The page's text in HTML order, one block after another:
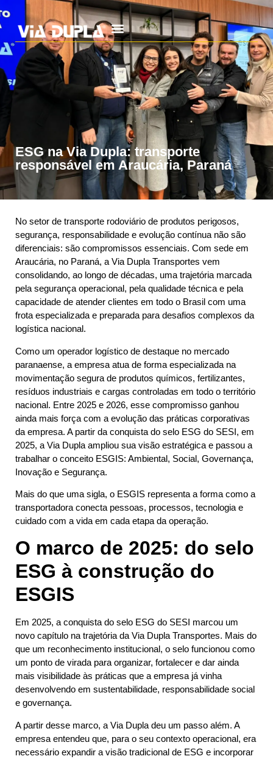
ESG na Via Dupla: transporte
responsável em Araucária, Paraná
No setor de transporte rodoviário de produtos perigosos,
segurança, responsabilidade e evolução contínua não são
diferenciais: são compromissos essenciais. Com sede em
Araucária, no Paraná, a Via Dupla Transportes vem
consolidando, ao longo de décadas, uma trajetória marcada
pela segurança operacional, pela qualidade técnica e pela
capacidade de atender clientes em todo o Brasil com uma
frota especializada e preparada para desafios complexos da
logística nacional.
Como um operador logístico de destaque no mercado
paranaense, a empresa atua de forma especializada na
movimentação segura de produtos químicos, fertilizantes,
resíduos industriais e cargas controladas em todo o território
nacional. Entre 2025 e 2026, esse compromisso ganhou
ainda mais força com a evolução das práticas corporativas
da empresa. A partir da conquista do selo ESG do SESI, em
2025, a Via Dupla ampliou sua visão estratégica e passou a
trabalhar o conceito ESGIS: Ambiental, Social, Governança,
Inovação e Segurança.
Mais do que uma sigla, o ESGIS representa a forma como a
transportadora conecta pessoas, processos, tecnologia e
cuidado com a vida em cada etapa da operação.
O marco de 2025: do selo
ESG à construção do
ESGIS
Em 2025, a conquista do selo ESG do SESI marcou um
novo capítulo na trajetória da Via Dupla Transportes. Mais do
que um reconhecimento institucional, o selo funcionou como
um ponto de virada para organizar, fortalecer e dar ainda
mais visibilidade às práticas que a empresa já vinha
desenvolvendo em sustentabilidade, responsabilidade social
e governança.
A partir desse marco, a Via Dupla deu um passo além. A
empresa entendeu que, para o seu contexto operacional, era
necessário expandir a visão tradicional de ESG e incorporar